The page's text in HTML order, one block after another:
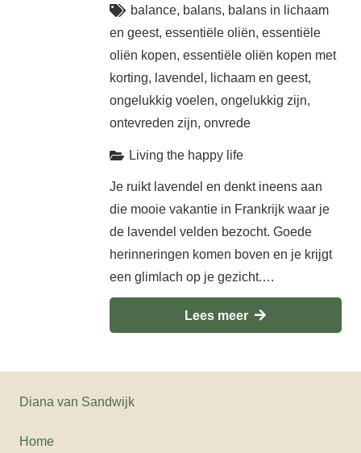
balance, balans, balans in lichaam
en geest, essentiële oliën, essentiële
oliën kopen, essentiële oliën kopen met
korting, lavendel , lichaam en geest,
ongelukkig voelen, ongelukkig zijn,
ontevreden zijn, onvrede
Living the happy life
Je ruikt lavendel en denkt ineens aan
die mooie vakantie in Frankrijk waar je
de lavendel velden bezocht. Goede
herinneringen komen boven en je krijgt
een glimlach op je gezicht.…
Lees meer
Diana van Sandwijk
Home